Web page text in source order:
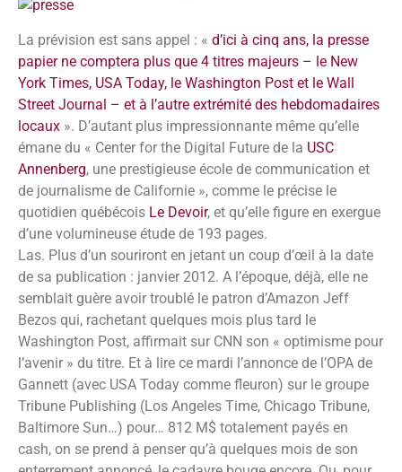
La prévision est sans appel : « d’ici à cinq ans, la presse
papier ne comptera plus que 4 titres majeurs – le New
York Times, USA Today, le Washington Post et le Wall
Street Journal – et à l’autre extrémité des hebdomadaires
locaux ». D’autant plus impressionnante même qu’elle
émane du « Center for the Digital Future de la USC
Annenberg, une prestigieuse école de communication et
de journalisme de Californie », comme le précise le
quotidien québécois Le Devoir, et qu’elle figure en exergue
d’une volumineuse étude de 193 pages.
Las. Plus d’un souriront en jetant un coup d’œil à la date
de sa publication : janvier 2012. A l’époque, déjà, elle ne
semblait guère avoir troublé le patron d’Amazon Jeff
Bezos qui, rachetant quelques mois plus tard le
Washington Post, affirmait sur CNN son « optimisme pour
l’avenir » du titre. Et à lire ce mardi l’annonce de l’OPA de
Gannett (avec USA Today comme fleuron) sur le groupe
Tribune Publishing (Los Angeles Time, Chicago Tribune,
Baltimore Sun…) pour… 812 M$ totalement payés en
cash, on se prend à penser qu’à quelques mois de son